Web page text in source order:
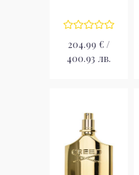
204.99 € /
400.93 лв.